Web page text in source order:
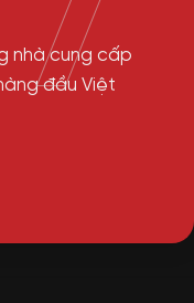
nhà cung cấp
đầu Việt